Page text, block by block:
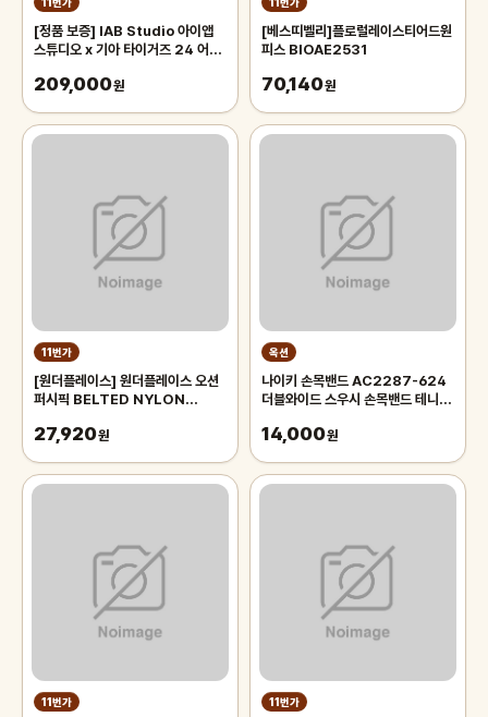
[정품 보증] IAB Studio 아이앱
스튜디오 x 기아 타이거즈 24 어센
209,000원
[베스띠벨리]플로럴레이스티어드원
피스 BIOAE2531
70,140원
11번가
[원더플레이스] 원더플레이스 오션
퍼시픽 BELTED NYLON
(WOPC6TDHPZ02)
27,920원
옥션
나이키 손목밴드 AC2287-624
더블와이드 스우시 손목밴드 테니스
츠밴드
14,000원
11번가 11번가